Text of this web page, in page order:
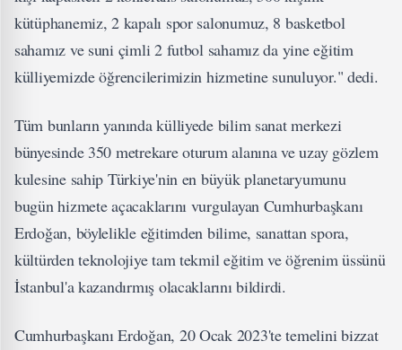
kütüphanemiz, 2 kapalı spor salonumuz, 8 basketbol
sahamız ve suni çimli 2 futbol sahamız da yine eğitim
külliyemizde öğrencilerimizin hizmetine sunuluyor." dedi.
Tüm bunların yanında külliyede bilim sanat merkezi
bünyesinde 350 metrekare oturum alanına ve uzay gözlem
kulesine sahip Türkiye'nin en büyük planetaryumunu
bugün hizmete açacaklarını vurgulayan Cumhurbaşkanı
Erdoğan, böylelikle eğitimden bilime, sanattan spora,
kültürden teknolojiye tam tekmil eğitim ve öğrenim üssünü
İstanbul'a kazandırmış olacaklarını bildirdi.
Cumhurbaşkanı Erdoğan, 20 Ocak 2023'te temelini bizzat